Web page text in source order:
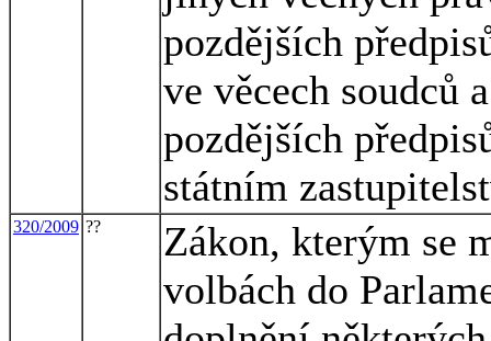
pozdějších
ve věcech soudců
pozdějších
státním
320/2009 ??
Zákon, kterým se
volbách do